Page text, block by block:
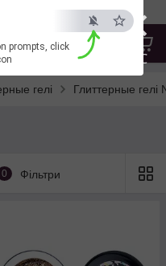
×
ESC
prompts, click
гелі Глиттерные гелі
0 Фільтри